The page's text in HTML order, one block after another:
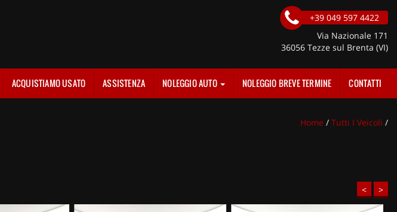
+39 049 597 4422
Via Nazionale 171
36056 Tezze sul Brenta (VI)
ACQUISTIAMO USATO ASSISTENZA NOLEGGIO AUTO NOLEGGIO BREVE TERMINE CONTATTI
Home / Tutti I Veicoli /
< >